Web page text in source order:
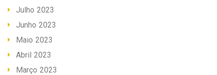
Julho 2023
Junho 2023
Maio 2023
Abril 2023
Março 2023